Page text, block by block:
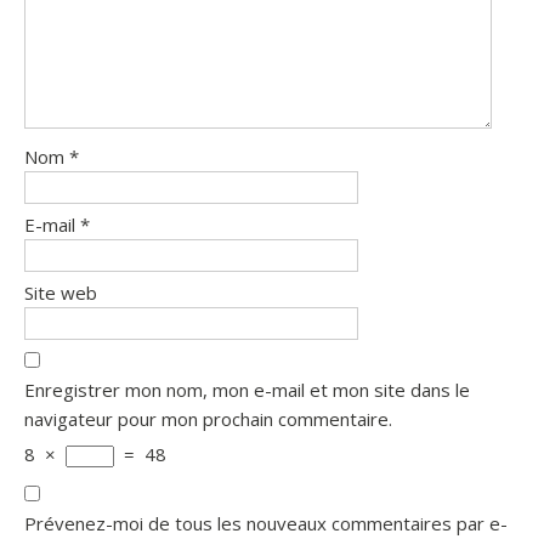
Nom *
E-mail *
Site web
Enregistrer mon nom, mon e-mail et mon site dans le
navigateur pour mon prochain commentaire.
8 × = 48
Prévenez-moi de tous les nouveaux commentaires par e-